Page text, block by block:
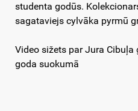
studenta godūs.
sagataviejs cylvāka pyrmū
Video sižets par Jura
goda suokumā